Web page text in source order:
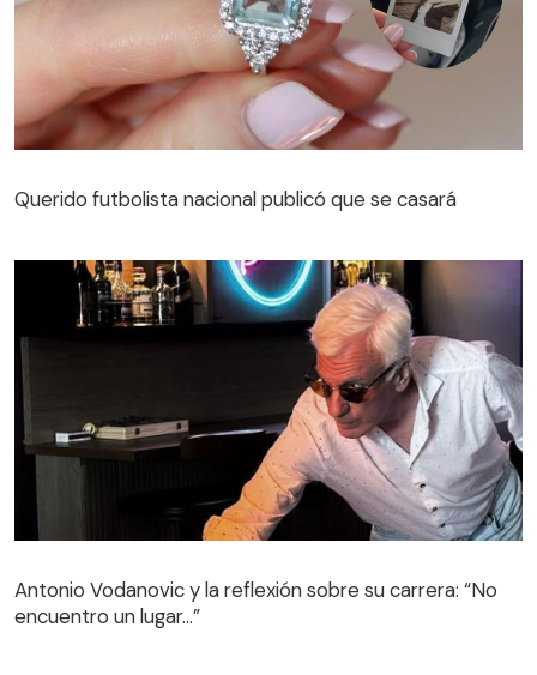
Querido futbolista nacional publicó que se casará
Antonio Vodanovic y la reflexión sobre su carrera: “No
encuentro un lugar…”